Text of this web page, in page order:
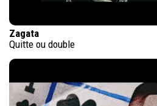
Zagata
Quitte ou double